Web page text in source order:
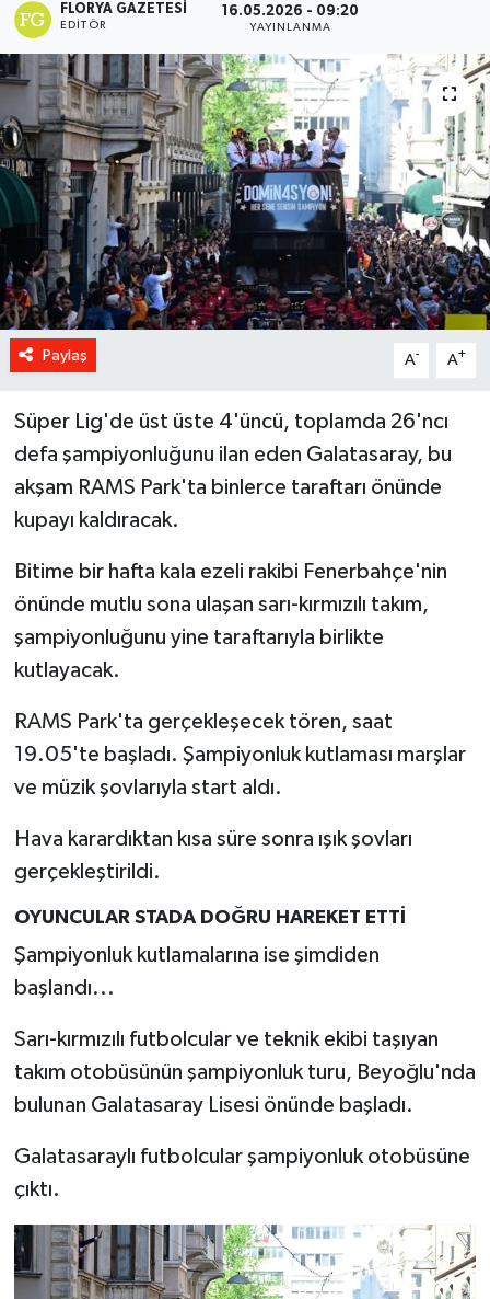
FLORYA GAZETESI
EDITÖR
16.05.2026 - 09:20
YAYINLANMA
Paylaş A- A+
Süper Lig'de üst üste 4'üncü, toplamda 26'ncı
defa şampiyonluğunu ilan eden Galatasaray, bu
akşam RAMS Park'ta binlerce taraftarı önünde
kupayı kaldıracak.
Bitime bir hafta kala ezeli rakibi Fenerbahçe'nin
önünde mutlu sona ulaşan sarı-kırmızılı takım,
şampiyonluğunu yine taraftarıyla birlikte
kutlayacak.
RAMS Park'ta gerçekleşecek tören, saat
19.05'te başladı. Şampiyonluk kutlaması marşlar
ve müzik şovlarıyla start aldı.
Hava karardıktan kısa süre sonra ışık şovları
gerçekleştirildi.
OYUNCULAR STADA DOĞRU HAREKET ETTİ
Şampiyonluk kutlamalarına ise şimdiden
başlandı...
Sarı-kırmızılı futbolcular ve teknik ekibi taşıyan
takım otobüsünün şampiyonluk turu, Beyoğlu'nda
bulunan Galatasaray Lisesi önünde başladı.
Galatasaraylı futbolcular şampiyonluk otobüsüne
çıktı.